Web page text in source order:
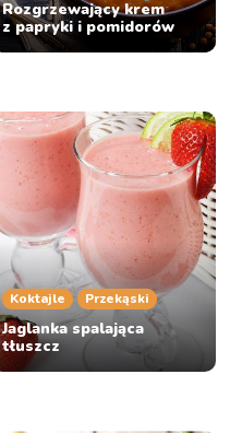
Rozgrzewający krem
z papryki i pomidorów
Koktajle Przekąski
Jaglanka spalająca
tłuszcz